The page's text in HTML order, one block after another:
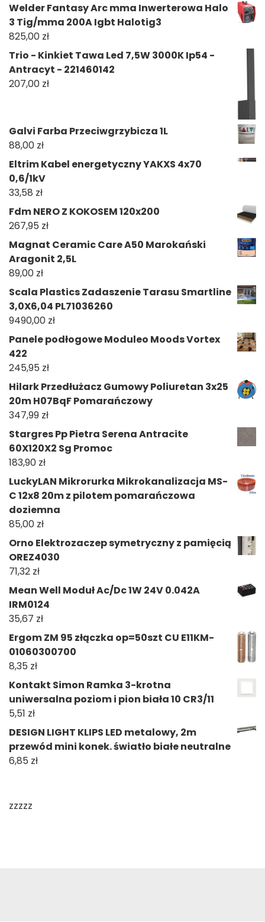
Welder Fantasy Arc mma Inwerterowa Halo
3 Tig/mma 200A Igbt Halotig3
825,00 zł
Trio - Kinkiet Tawa Led 7,5W 3000K Ip54 -
Antracyt - 221460142
207,00 zł
Galvi Farba Przeciwgrzybicza 1L
88,00 zł
Eltrim Kabel energetyczny YAKXS 4x70
0,6/1kV
33,58 zł
Fdm NERO Z KOKOSEM 120x200
267,95 zł
Magnat Ceramic Care A50 Marokański
Aragonit 2,5L
89,00 zł
Scala Plastics Zadaszenie Tarasu Smartline
3,0X6,04 PL71036260
9490,00 zł
Panele podłogowe Moduleo Moods Vortex
422
245,95 zł
Hilark Przedłużacz Gumowy Poliuretan 3x25
20m H07BqF Pomarańczowy
347,99 zł
Stargres Pp Pietra Serena Antracite
60X120X2 Sg Promoc
183,90 zł
LuckyLAN Mikrorurka Mikrokanalizacja MS-
C 12x8 20m z pilotem pomarańczowa
doziemna
85,00 zł
Orno Elektrozaczep symetryczny z pamięcią
OREZ4030
71,32 zł
Mean Well Moduł Ac/Dc 1W 24V 0.042A
IRM0124
35,67 zł
Ergom ZM 95 złączka op=50szt CU E11KM-
01060300700
8,35 zł
Kontakt Simon Ramka 3-krotna
uniwersalna poziom i pion biała 10 CR3/11
5,51 zł
DESIGN LIGHT KLIPS LED metalowy, 2m
przewód mini konek. światło białe neutralne
6,85 zł
zzzzz